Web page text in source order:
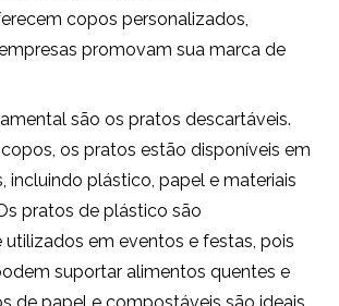
copos personalizados,
promovam sua marca de
são os pratos descartáveis.
os pratos estão disponíveis em
incluindo plástico, papel e materiais
pratos de plástico são
em eventos e festas, pois
suportar alimentos quentes e